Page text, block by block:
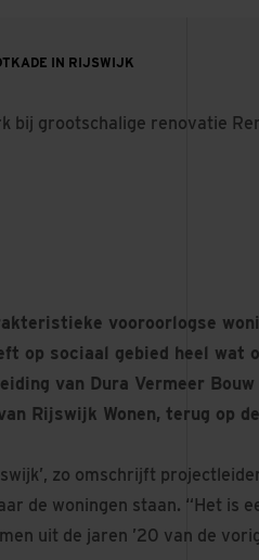
IN RIJSWIJK
bij grootschalige renovatie
vooroorlogse
op sociaal gebied heel wat
van Dura Vermeer
Rijswijk Wonen, terug op
zo omschrijft
de woningen staan. “Het is
uit de jaren ’20 van de